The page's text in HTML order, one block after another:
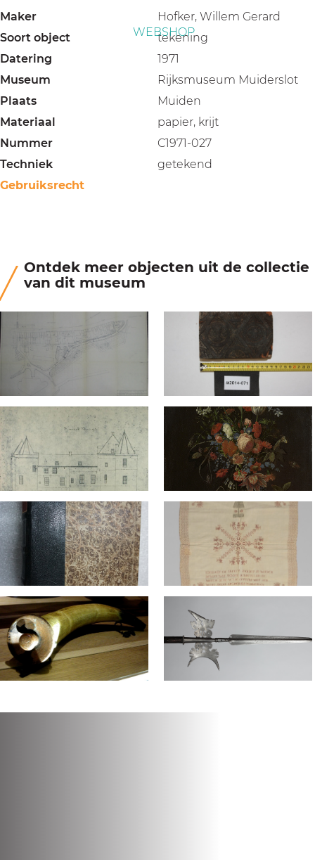
WEBSHOP
Maker
Hofker, Willem Gerard
Soort object
tekening
Datering
1971
Museum
Rijksmuseum Muiderslot
Plaats
Muiden
Materiaal
papier, krijt
Nummer
C1971-027
Techniek
getekend
Gebruiksrecht
Ontdek meer objecten uit de collectie
van dit museum